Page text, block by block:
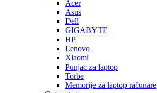
Acer
Asus
Dell
GIGABYTE
HP
Lenovo
Xiaomi
Punjac za laptop
Torbe
Memorije za laptop računare